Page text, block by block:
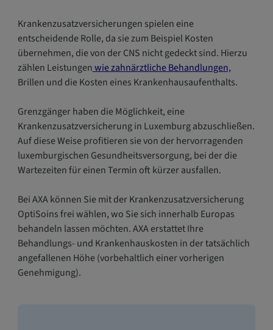
Krankenzusatzversicherungen spielen eine
entscheidende Rolle, da sie zum Beispiel Kosten
übernehmen, die von der CNS nicht gedeckt sind. Hierzu
zählen Leistungenwie zahnärztlicheBehandlungen,
Brillen und die Kosten eines Krankenhausaufenthalts.
Grenzgänger haben die Möglichkeit, eine
Krankenzusatzversicherung in Luxemburg abzuschließen.
Auf diese Weise profitieren sie von der hervorragenden
luxemburgischen Gesundheitsversorgung, bei der die
Wartezeiten für einen Termin oft kürzer ausfallen.
Bei AXA können Sie mit der Krankenzusatzversicherung
OptiSoins frei wählen, wo Sie sich innerhalb Europas
behandeln lassen möchten. AXA erstattet Ihre
Behandlungs- und Krankenhauskosten in der tatsächlich
angefallenen Höhe (vorbehaltlich einer vorherigen
Genehmigung).